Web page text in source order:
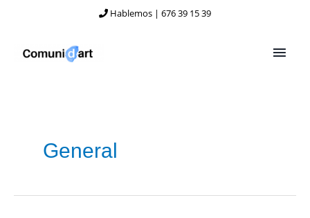
Hablemos | 676 39 15 39
General